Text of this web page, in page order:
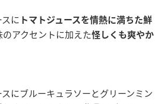
に トマトジュース を情熱に満ちた鮮
アクセントに加えた怪しくも爽やか
にブルーキュラソーとグリーンミン